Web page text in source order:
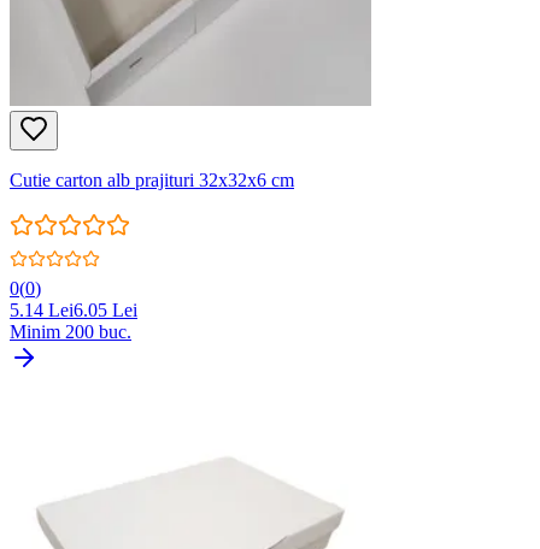
Cutie carton alb prajituri 32x32x6 cm
0(0)
5.14 Lei6.05 Lei
Minim 200 buc.